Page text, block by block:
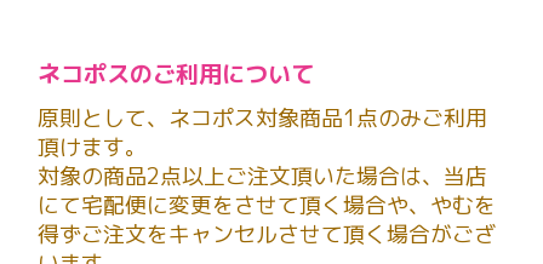
ネコポスのご利用について
原則として、ネコポス対象商品1点のみご利用
頂けます。
対象の商品2点以上ご注文頂いた場合は、当店
にて宅配便に変更をさせて頂く場合や、やむを
得ずご注文をキャンセルさせて頂く場合がござ